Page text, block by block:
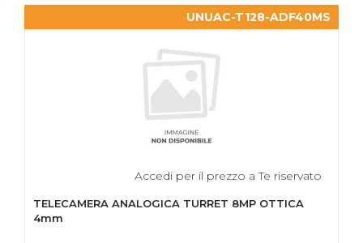
UNUAC-T128-ADF40MS
Accedi per il prezzo a Te riservato
TELECAMERA ANALOGICA TURRET 8MP OTTICA
4mm